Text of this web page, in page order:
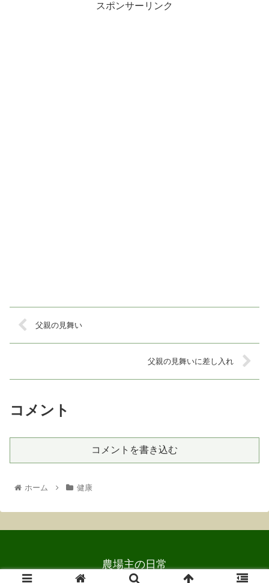
スポンサーリンク
父親の見舞い
父親の見舞いに差し入れ
コメント
コメントを書き込む
ホーム 健康
農場主の日常